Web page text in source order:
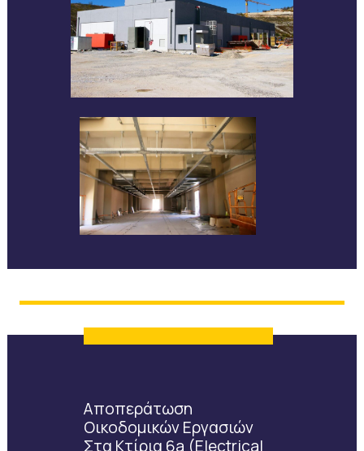
Αποπεράτωση
Οικοδομικών Εργασιών
Στα Κτίρια 6a (electrical